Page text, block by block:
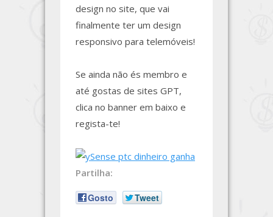
design no site, que vai
finalmente ter um design
responsivo para telemóveis!
Se ainda não és membro e
até gostas de sites GPT,
clica no banner em baixo e
regista-te!
Partilha:
Gosto Tweet